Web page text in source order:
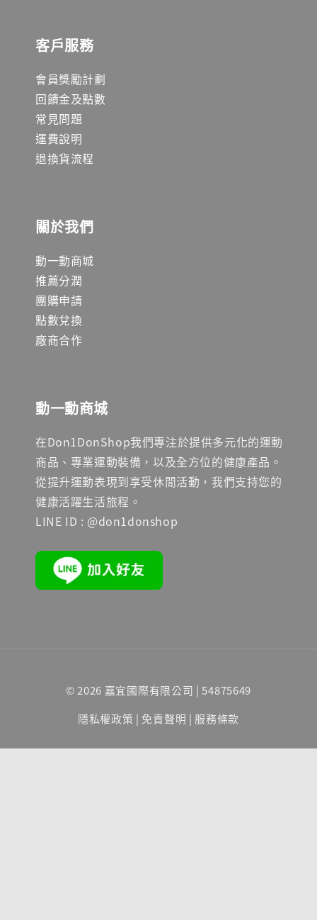
客戶服務
會員獎勵計劃
回饋金及點數
常見問題
運費說明
退換貨流程
關於我們
動一動商城
推薦分潤
團購申請
點數兌換
廠商合作
動一動商城
在Don1DonShop我們專注於提供多元化的運動
商品、專業運動裝備，以及全方位的健康產品。
從提升運動表現到享受休閒活動，我們支持您的
健康活躍生活旅程。
LINE ID : @don1donshop
© 2026 嘉宜國際有限公司 | 54875649
隱私權政策 | 免責聲明 | 服務條款